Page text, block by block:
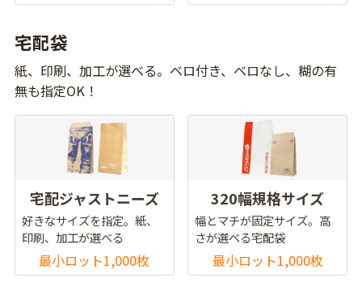
宅配袋
紙、印刷、加工が選べる。ベロ付き、ベロなし、糊の有
無も指定OK！
宅配ジャストニーズ
好きなサイズを指定。紙、
印刷、加工が選べる
最小ロット1,000枚
320幅規格サイズ
幅とマチが固定サイズ。高
さが選べる宅配袋
最小ロット1,000枚